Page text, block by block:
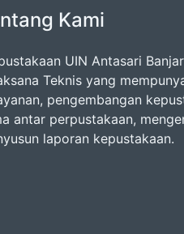
Kami
UIN Antasari
Teknis yang
pengembangan
antar perpustakaan,
laporan kepustakaan.